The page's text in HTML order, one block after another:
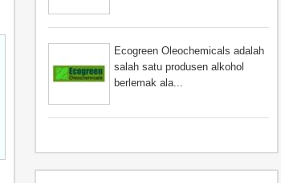
Ecogreen Oleochemicals adalah
salah satu produsen alkohol
berlemak ala...